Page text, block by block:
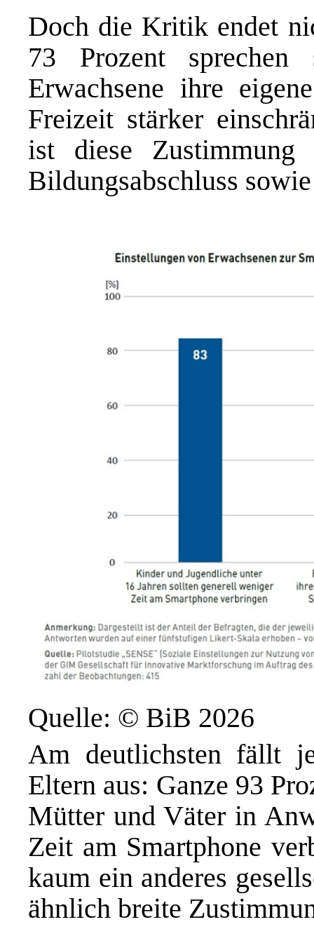
Doch die Kritik endet
73 Prozent
Erwachsene ihre
Freizeit stärker
ist diese
Bildungsabschluss
Quelle: © BiB 2026
Am deutlichsten fällt
Eltern aus: Ganze 93
Mütter und Väter in
Zeit am Smartphone
kaum ein anderes
ähnlich breite